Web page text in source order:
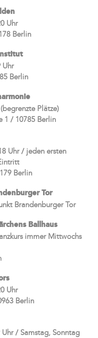
Uhr
Berlin
Uhr
Berlin
Plätze)
1 / 10785 Berlin
Uhr / jeden ersten
Berlin
Tor
Brandenburger Tor
Ballhaus
immer Mittwochs
Uhr
Berlin
/ Samstag, Sonntag